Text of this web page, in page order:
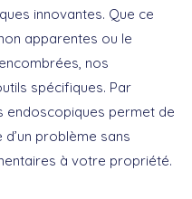
innovantes. Que ce
apparentes ou le
nos
spécifiques. Par
endoscopiques permet de
problème sans
à votre propriété.